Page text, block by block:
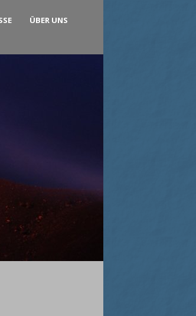
ÜBER UNS